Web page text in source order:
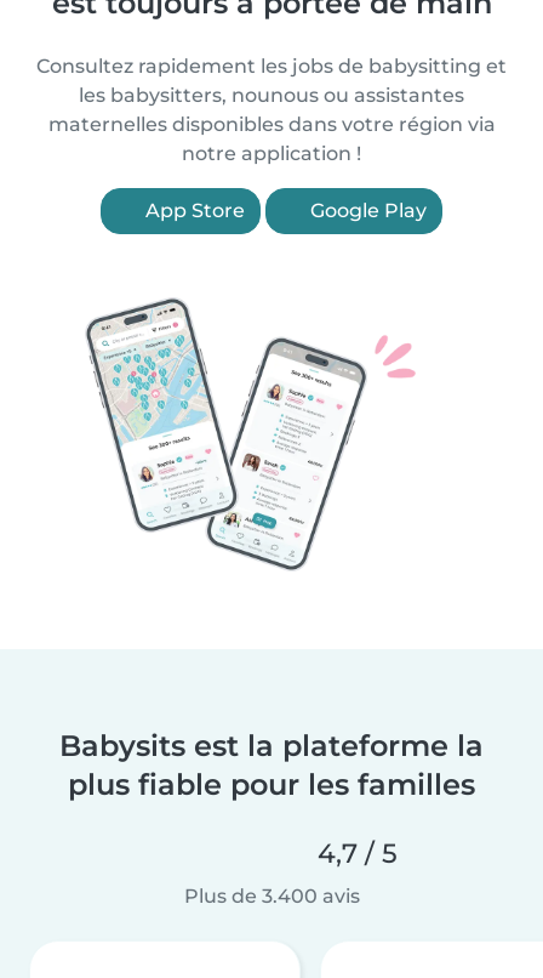
Consultez rapidement les jobs de babysitting et
les babysitters, nounous ou assistantes
maternelles disponibles dans votre région via
notre application !
App Store Google Play
Babysits est la plateforme la
plus fiable pour les familles
4,7 / 5
Plus de 3.400 avis